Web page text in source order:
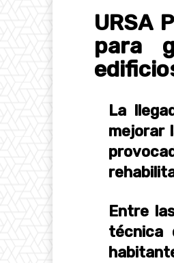
URSA
para
La
mejorar
Entre
técnica